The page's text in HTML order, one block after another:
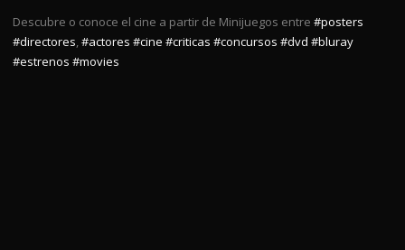
Descubre o conoce el cine a partir de Minijuegos entre #posters
#directores,#actores #cine #criticas #concursos #dvd #bluray
#estrenos #movies